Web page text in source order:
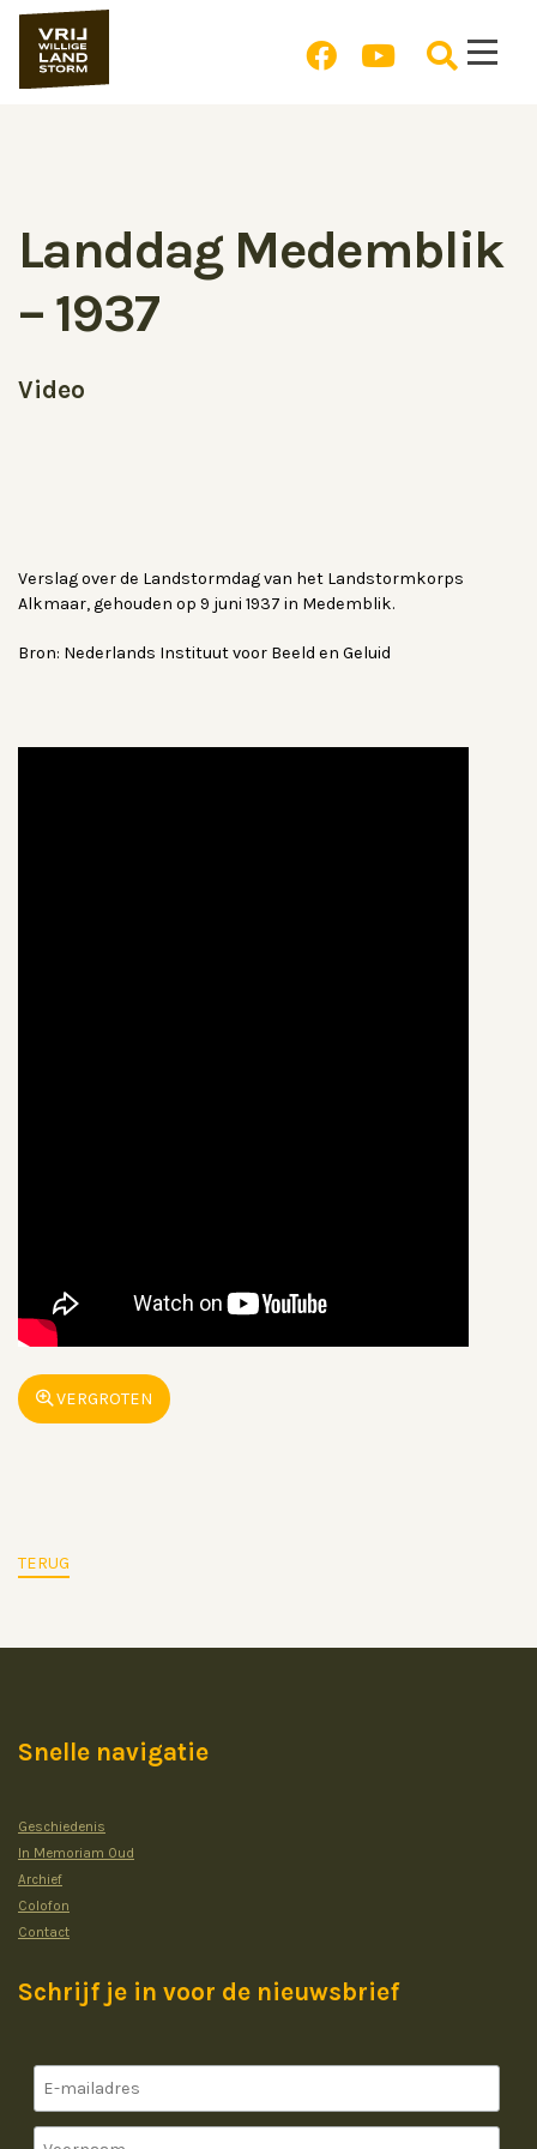
Landdag Medemblik
– 1937
Video
Verslag over de Landstormdag van het Landstormkorps
Alkmaar, gehouden op 9 juni 1937 in Medemblik.
Bron: Nederlands Instituut voor Beeld en Geluid
VERGROTEN
TERUG
Snelle navigatie
Geschiedenis
In Memoriam Oud
Archief
Colofon
Contact
Schrijf je in voor de nieuwsbrief